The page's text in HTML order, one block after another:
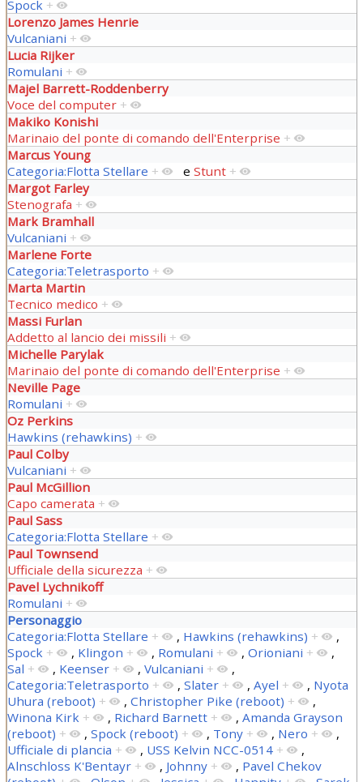
Spock +
Lorenzo James Henrie
Vulcaniani +
Lucia Rijker
Romulani +
Majel Barrett-Roddenberry
Voce del computer +
Makiko Konishi
Marinaio del ponte di comando dell'Enterprise +
Marcus Young
Categoria:Flotta Stellare + e Stunt +
Margot Farley
Stenografa +
Mark Bramhall
Vulcaniani +
Marlene Forte
Categoria:Teletrasporto +
Marta Martin
Tecnico medico +
Massi Furlan
Addetto al lancio dei missili +
Michelle Parylak
Marinaio del ponte di comando dell'Enterprise +
Neville Page
Romulani +
Oz Perkins
Hawkins (rehawkins) +
Paul Colby
Vulcaniani +
Paul McGillion
Capo camerata +
Paul Sass
Categoria:Flotta Stellare +
Paul Townsend
Ufficiale della sicurezza +
Pavel Lychnikoff
Romulani +
Personaggio
Categoria:Flotta Stellare + , Hawkins (rehawkins) +
,
Spock + , Klingon + , Romulani + , Orioniani +
,
Sal + , Keenser + , Vulcaniani +
,
Categoria:Teletrasporto + , Slater + , Ayel + , Nyota
Uhura (reboot) + , Christopher Pike (reboot) +
,
Winona Kirk + , Richard Barnett + , Amanda Grayson
(reboot) + , Spock (reboot) + , Tony + , Nero +
,
Ufficiale di plancia + , USS Kelvin NCC-0514 +
,
Alnschloss K'Bentayr + , Johnny + , Pavel Chekov